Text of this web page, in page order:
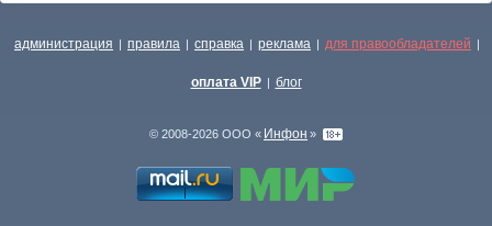
администрация | правила | справка | реклама | для правообладателей |
оплата VIP | блог
© 2008-2026 ООО « Инфон »